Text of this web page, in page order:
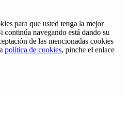
para que usted tenga la mejor
continúa navegando está dando su
de las mencionadas cookies
política de cookies, pinche el enlace